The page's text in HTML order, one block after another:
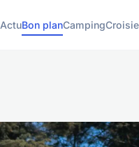
ActuBon planCamping